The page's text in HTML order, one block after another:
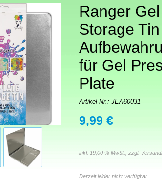
Ranger
Storage
für Gel
Plate
Artikel-Nr.: JEA60031
9,99 €
inkl. 19,00 % MwSt., zzgl.
Derzeit leider nicht verfügbar